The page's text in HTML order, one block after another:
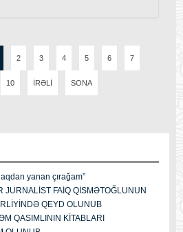
2 3 4 5 6 7
10 İRƏLI SONA
yanan çırağam”
JURNALİST FAİQ QİSMƏTOĞLUNUN
QEYD OLUNUB
QASIMLININ KİTABLARI